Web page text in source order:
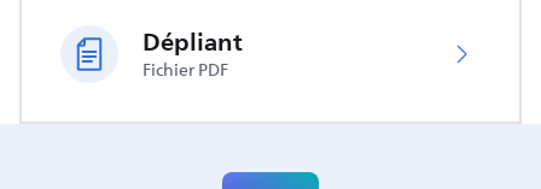
Dépliant
Fichier PDF